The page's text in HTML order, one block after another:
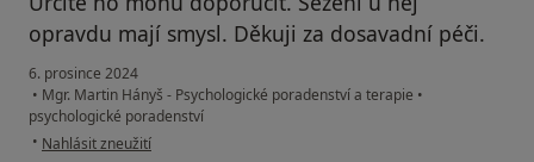
opravdu mají smysl. Děkuji za dosavadní péči.
6. prosince 2024
• Mgr. Martin Hányš - Psychologické poradenství a terapie •
psychologické poradenství
• podle názoru uživatele Robert
Nahlásit zneužití